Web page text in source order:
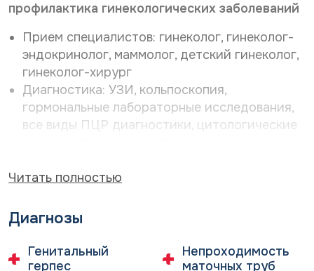
профилактика гинекологических заболеваний
Прием специалистов: гинеколог, гинеколог-
эндокринолог, маммолог, детский гинеколог,
гинеколог-хирург
Диагностика: УЗИ, кольпоскопия,
гормональные лабораторные исследования,
все виды ПЦР диагностики, цитологические
Миома матки
Полипы эндометрия
Читать полностью
Диагнозы
Генитальный
герпес
Непроходимость
маточных труб